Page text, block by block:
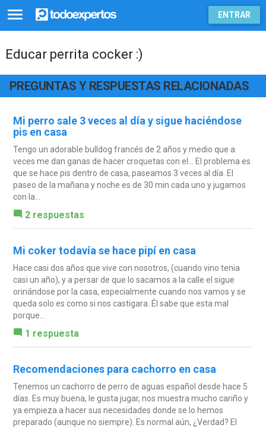
ENTRAR
Educar perrita cocker :)
PREGUNTAS Y RESPUESTAS RELACIONADAS
Mi perro sale 3 veces al día y sigue haciéndose
pis en casa
Tengo un adorable bulldog francés de 2 años y medio que a
veces me dan ganas de hacer croquetas con el... El problema es
que se hace pis dentro de casa, paseamos 3 veces al día. El
paseo de la mañana y noche es de 30 min cada uno y jugamos
con la...
2 respuestas
Mi coker todavía se hace pipí en casa
Hace casi dos años que vive con nosotros, (cuando vino tenia
casi un año), y a persar de que lo sacamos a la calle el sigue
orinándose por la casa, especialmente cuando nos vamos y se
queda solo es como si nos castigara. Él sabe que esta mal
porque...
1 respuesta
Recomendaciones para cachorro en casa
Tenemos un cachorro de perro de aguas español desde hace 5
días. Es muy buena, le gusta jugar, nos muestra mucho cariño y
ya empieza a hacer sus necesidades donde se lo hemos
preparado (aunque no siempre). Es normal aún, ¿Verdad? El